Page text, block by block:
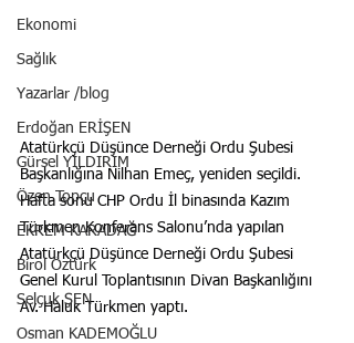
Ekonomi
Sağlık
Yazarlar /blog
Erdoğan ERİŞEN
Gürsel YILDIRIM
Özen Topçu
EKREM KARADAĞ
Birol Öztürk
Selçuk ŞEN
Osman KADEMOĞLU
Atatürkçü Düşünce Derneği Ordu Şubesi
Başkanlığına Nilhan Emeç, yeniden seçildi.
Hafta sonu CHP Ordu İl binasında Kazım
Türkmen Konferans Salonu’nda yapılan
Atatürkçü Düşünce Derneği Ordu Şubesi
Genel Kurul Toplantısının Divan Başkanlığını
Av. Haluk Türkmen yaptı.